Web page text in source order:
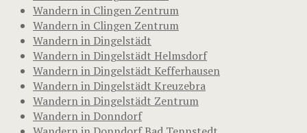
Wandern in Clingen Zentrum
Wandern in Clingen Zentrum
Wandern in Dingelstädt
Wandern in Dingelstädt Helmsdorf
Wandern in Dingelstädt Kefferhausen
Wandern in Dingelstädt Kreuzebra
Wandern in Dingelstädt Zentrum
Wandern in Donndorf